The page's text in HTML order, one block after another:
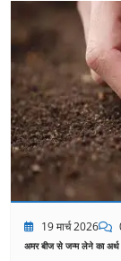
19 मार्च 2026
अमर बीज से जन्म लेने का